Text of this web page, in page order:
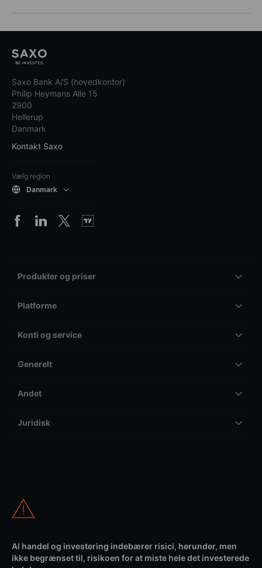
Saxo Bank A/S (hovedkontor)
Philip Heymans Alle 15
2900
Hellerup
Danmark
Kontakt Saxo
Vælg region
Danmark
Produkter og priser
Platforme
Konti og service
Generelt
Andet
Juridisk
Al handel og investering indebærer risici, herunder, men
ikke begrænset til, risikoen for at miste hele det investerede